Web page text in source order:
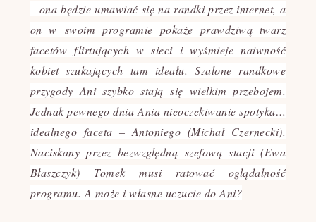
– ona będzie umawiać się na randki przez internet, a
on w swoim programie pokaże prawdziwą twarz
facetów flirtujących w sieci i wyśmieje naiwność
kobiet szukających tam ideału. Szalone randkowe
przygody Ani szybko stają się wielkim przebojem.
Jednak pewnego dnia Ania nieoczekiwanie spotyka…
idealnego faceta – Antoniego (Michał Czernecki).
Naciskany przez bezwzględną szefową stacji (Ewa
Błaszczyk) Tomek musi ratować oglądalność
programu. A może i własne uczucie do Ani?